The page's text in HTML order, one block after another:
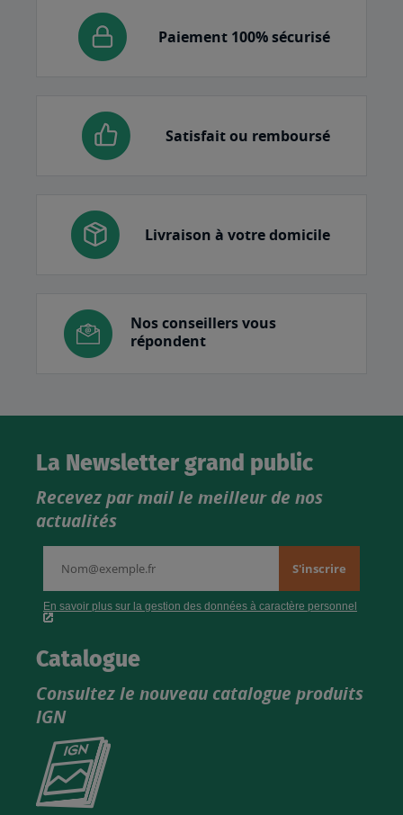
Paiement 100% sécurisé
Satisfait ou remboursé
Livraison à votre domicile
Nos conseillers vous
répondent
La Newsletter grand public
Recevez par mail le meilleur de nos
actualités
Catalogue
Consultez le nouveau catalogue produits
IGN
Consultez